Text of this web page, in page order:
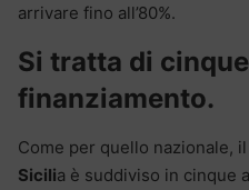
arrivare fino all’80%.
Si tratta di
finanziamento.
Come per quello nazionale,
Sicilia è suddiviso in cinque